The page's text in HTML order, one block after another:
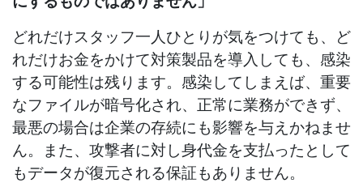
どれだけスタッフ一人ひとりが気をつけても、ど
れだけお金をかけて対策製品を導入しても、感染
する可能性は残ります。感染してしまえば、重要
なファイルが暗号化され、正常に業務ができず、
最悪の場合は企業の存続にも影響を与えかねませ
ん。また、攻撃者に対し身代金を支払ったとして
もデータが復元される保証もありません。